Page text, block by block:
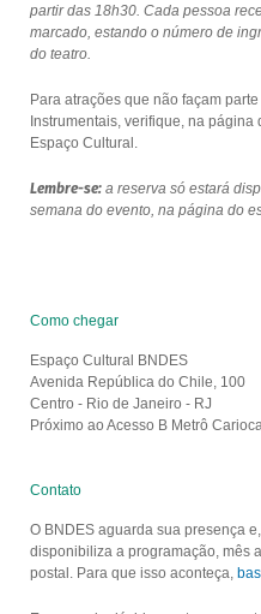
partir das 18h30. Cada pessoa
marcado, estando o número de
do teatro.
Para atrações que não façam
Instrumentais, verifique, na
Espaço Cultural.
Lembre-se:a reserva só estará
semana do evento, na página do
Como chegar
Espaço Cultural BNDES
Avenida República do Chile, 100
Centro - Rio de Janeiro - RJ
Próximo ao Acesso B Metrô
Contato
O BNDES aguarda sua presença
disponibiliza a programação, mês
postal. Para que isso aconteça,